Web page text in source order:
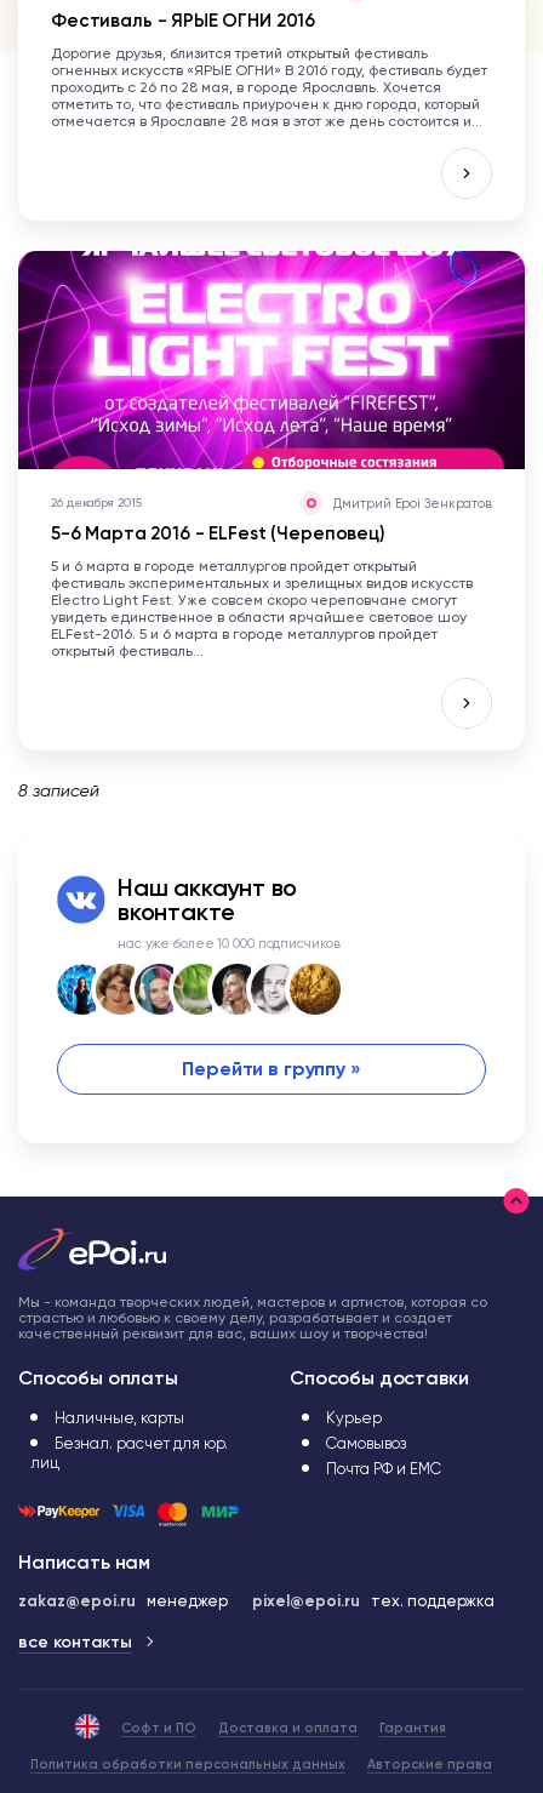
Наш аккаунт во
вконтакте
нас уже более 10 000 подписчиков
Перейти в группу »
Фестиваль - ЯРЫЕ ОГНИ 2016
Дорогие друзья, близится третий открытый фестиваль
огненных искусств «ЯРЫЕ ОГНИ» В 2016 году, фестиваль будет
проходить с 26 по 28 мая, в городе Ярославль. Хочется
отметить то, что фестиваль приурочен к дню города, который
отмечается в Ярославле 28 мая в этот же день состоится и...
26 декабря 2015 Дмитрий Epoi Зенкратов
5-6 Марта 2016 - ELFest (Череповец)
5 и 6 марта в городе металлургов пройдет открытый
фестиваль экспериментальных и зрелищных видов искусств
Electro Light Fest. Уже совсем скоро череповчане смогут
увидеть единственное в области ярчайшее световое шоу
ELFest-2016. 5 и 6 марта в городе металлургов пройдет
открытый фестиваль...
8 записей
Мы - команда творческих людей, мастеров и артистов, которая со
страстью и любовью к своему делу, разрабатывает и создает
качественный реквизит для вас, ваших шоу и творчества!
Способы оплаты
Наличные, карты
Безнал. расчет для юр.
лиц
Способы доставки
Курьер
Самовывоз
Почта РФ и ЕМС
Написать нам
zakaz@epoi.ru менеджер pixel@epoi.ru тех. поддержка
все контакты
Софт и ПО Доставка и оплата Гарантия
Политика обработки персональных данных Авторские права